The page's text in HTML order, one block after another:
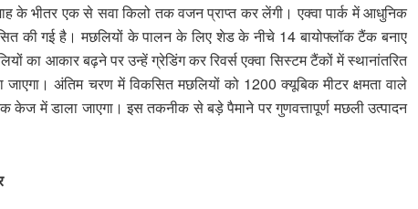
के भीतर एक से सवा किलो तक वजन प्राप्त कर लेंगी। एक्वा पार्क में आधुनिक
की गई है। मछलियों के पालन के लिए शेड के नीचे 14 बायोफ्लॉक टैंक बनाए
का आकार बढ़ने पर उन्हें ग्रेडिंग कर रिवर्स एक्वा सिस्टम टैंकों में स्थानांतरित
जाएगा। अंतिम चरण में विकसित मछलियों को 1200 क्यूबिक मीटर क्षमता वाले
में डाला जाएगा। इस तकनीक से बड़े पैमाने पर गुणवत्तापूर्ण मछली उत्पादन